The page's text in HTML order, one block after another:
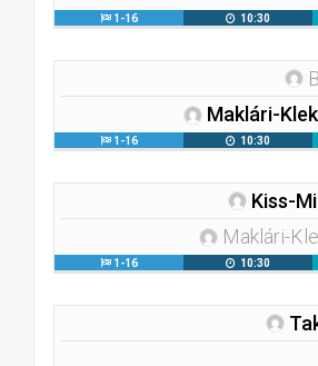
1-16 10:30
Maklári-
1-16 10:30
Kiss-
Maklári-
1-16 10:30